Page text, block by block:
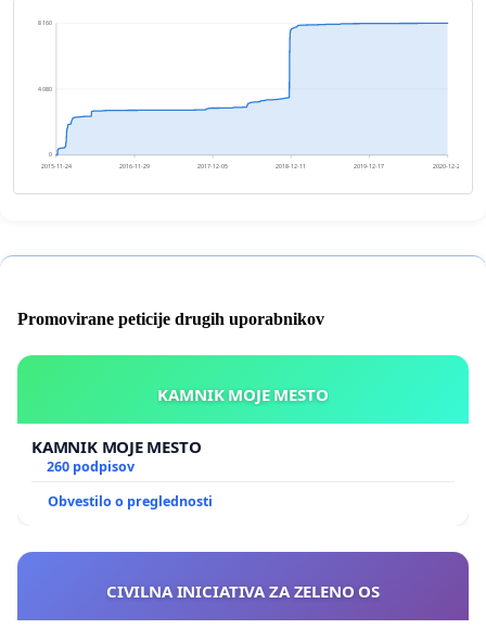
0
4 080
8 160
2015-11-24 2016-11-29 2017-12-05 2018-12-11 2019-12-17 2020-12-22
Promovirane peticije drugih uporabnikov
KAMNIK MOJE MESTO
KAMNIK MOJE MESTO
260 podpisov
Obvestilo o preglednosti
CIVILNA INICIATIVA ZA ZELENO OS